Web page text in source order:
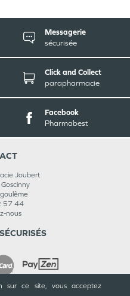
sur ce site, vous acceptez
Messagerie
sécurisée
Click and Collect
parapharmacie
Facebook
Pharmabest
Joubert
57 44
nous